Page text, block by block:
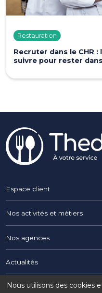
Restauration
Recruter dans le CHR
suivre pour rester
Espace client
Nos activités et métiers
Nos agences
Actualités
Nous utilisons des cookies